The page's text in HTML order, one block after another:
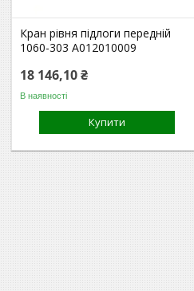
Кран рівня підлоги передній
1060-303 A012010009
18 146,10 ₴
В наявності
Купити